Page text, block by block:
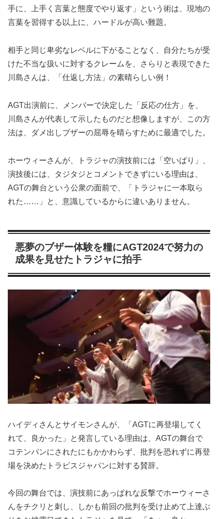
手に、上手く言葉と態度でやり返す」という術は、現地の
言葉を習得する以上に、ハードルが高い難題。
相手と同じ卑劣なレベルに下がることなく、自分たちが受
けた不当な扱いに対するクレームを、さらりと表現できた
川島さんは、「仕返し方法」の素晴らしい例！
AGT出演前に、メンバーで決定した「反応の仕方」を、
川島さんが代表して示したものだと想像しますが、この方
法は、ダメ出しブザーの屈辱を晴らすために最適でした。
ホーウィーさんが、トラジャの演技前には「空いばり」、
演技後には、タジタジとコメントできずにいる理由は、
AGTの舞台という公衆の面前で、「トラジャに一本取ら
れた……」と、意識しているからに違いありません。
悪夢のブザー体験を糧にAGT2024で努力の
成果を見せたトラジャに拍手
ハイディさんとサイモンさんが、「AGTに再登場してく
れて、良かった」と発言している理由は、AGTの舞台で
コテンパンにされたにもかかわらず、批判を恐れずに再登
場を決めたトラビスジャパンに対する賛辞。
今回の舞台では、演技前にあっぱれな反撃でホーウィーさ
んをチクリと刺し、しかも前回の批判を受け止めて上達ぶ